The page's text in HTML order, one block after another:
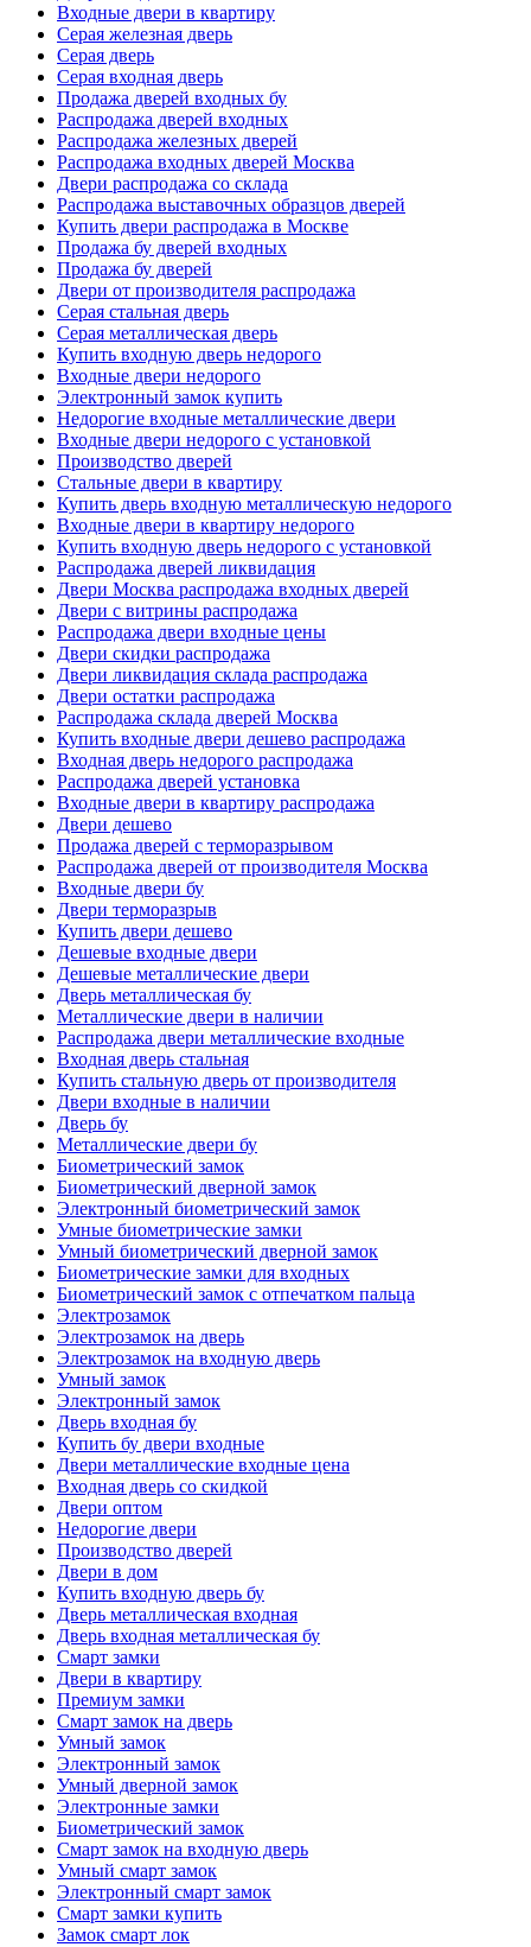
Входные двери в квартиру
Серая железная дверь
Серая дверь
Серая входная дверь
Продажа дверей входных бу
Распродажа дверей входных
Распродажа железных дверей
Распродажа входных дверей Москва
Двери распродажа со склада
Распродажа выставочных образцов дверей
Купить двери распродажа в Москве
Продажа бу дверей входных
Продажа бу дверей
Двери от производителя распродажа
Серая стальная дверь
Серая металлическая дверь
Купить входную дверь недорого
Входные двери недорого
Электронный замок купить
Недорогие входные металлические двери
Входные двери недорого с установкой
Производство дверей
Стальные двери в квартиру
Купить дверь входную металлическую недорого
Входные двери в квартиру недорого
Купить входную дверь недорого с установкой
Распродажа дверей ликвидация
Двери Москва распродажа входных дверей
Двери с витрины распродажа
Распродажа двери входные цены
Двери скидки распродажа
Двери ликвидация склада распродажа
Двери остатки распродажа
Распродажа склада дверей Москва
Купить входные двери дешево распродажа
Входная дверь недорого распродажа
Распродажа дверей установка
Входные двери в квартиру распродажа
Двери дешево
Продажа дверей с терморазрывом
Распродажа дверей от производителя Москва
Входные двери бу
Двери терморазрыв
Купить двери дешево
Дешевые входные двери
Дешевые металлические двери
Дверь металлическая бу
Металлические двери в наличии
Распродажа двери металлические входные
Входная дверь стальная
Купить стальную дверь от производителя
Двери входные в наличии
Дверь бу
Металлические двери бу
Биометрический замок
Биометрический дверной замок
Электронный биометрический замок
Умные биометрические замки
Умный биометрический дверной замок
Биометрические замки для входных
Биометрический замок с отпечатком пальца
Электрозамок
Электрозамок на дверь
Электрозамок на входную дверь
Умный замок
Электронный замок
Дверь входная бу
Купить бу двери входные
Двери металлические входные цена
Входная дверь со скидкой
Двери оптом
Недорогие двери
Производство дверей
Двери в дом
Купить входную дверь бу
Дверь металлическая входная
Дверь входная металлическая бу
Смарт замки
Двери в квартиру
Премиум замки
Смарт замок на дверь
Умный замок
Электронный замок
Умный дверной замок
Электронные замки
Биометрический замок
Смарт замок на входную дверь
Умный смарт замок
Электронный смарт замок
Смарт замки купить
Замок смарт лок